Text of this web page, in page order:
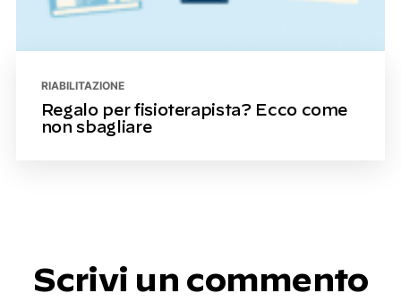
RIABILITAZIONE
Regalo per fisioterapista? Ecco come
non sbagliare
Scrivi un commento